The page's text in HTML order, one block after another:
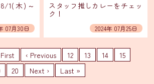
1(木)～
07月30日
スタッフ推しカレーをチェッ
ク！
2024年 07月25日
‹ Previous 12 13 14
15
20 Next › Last »